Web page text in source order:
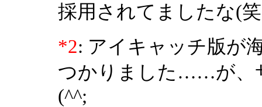
採用されてましたな(
*2: アイキャッチ版が
つかりました……が、
(^^;